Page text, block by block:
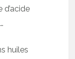
d’acide
huiles